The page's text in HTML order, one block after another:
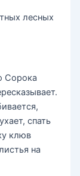
лесных
Сорока
спать
клюв
на